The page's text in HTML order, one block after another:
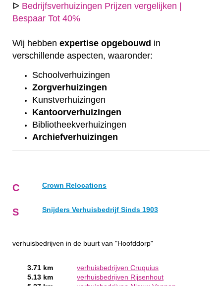
ᐅ Bedrijfsverhuizingen Prijzen vergelijken |
Bespaar Tot 40%
Wij hebben expertise opgebouwd in
verschillende aspecten, waaronder:
Schoolverhuizingen
Zorgverhuizingen
Kunstverhuizingen
Kantoorverhuizingen
Bibliotheekverhuizingen
Archiefverhuizingen
C Crown Relocations
S Snijders Verhuisbedrijf Sinds 1903
verhuisbedrijven in de buurt van "Hoofddorp"
3.71 km
verhuisbedrijven Cruquius
5.13 km
verhuisbedrijven Rijsenhout